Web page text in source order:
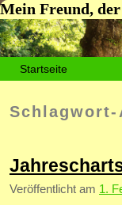
Mein Freund,
Startseite
Veröffentlicht am 1.